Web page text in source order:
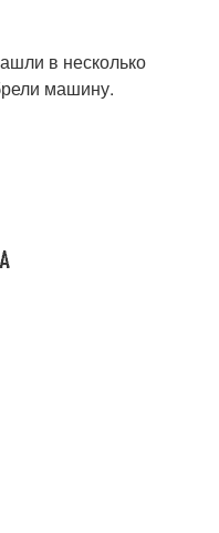
в несколько
машину.